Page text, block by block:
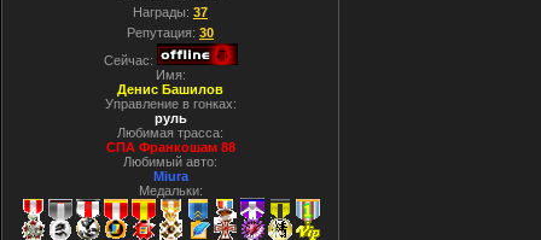
Награды: 37
Репутация: 30
Сейчас:
Имя:
Денис Башилов
Управление в гонках:
руль
Любимая трасса:
СПА Франкошам 88
Любимый авто:
Miura
Медальки: